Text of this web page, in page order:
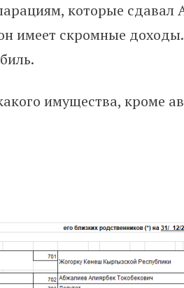
которые сдавал
имеет скромные
имущества, кроме